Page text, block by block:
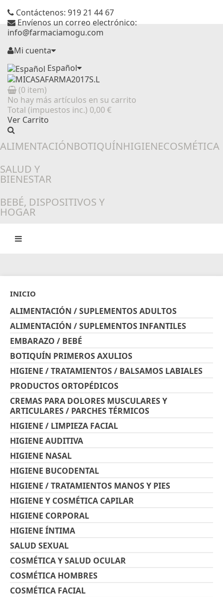
Contáctenos: 919 21 44 67
Envíenos un correo electrónico:
info@farmaciamogu.com
Mi cuenta
Español
(0 item)
No hay más artículos en su carrito
Total (impuestos inc.) 0,00 €
Ver Carrito
ALIMENTACIÓNBOTIQUÍNHIGIENECOSMÉTICA
SALUD Y
BIENESTAR
BEBÉ, DISPOSITIVOS Y
HOGAR
INICIO
ALIMENTACIÓN / SUPLEMENTOS ADULTOS
ALIMENTACIÓN / SUPLEMENTOS INFANTILES
EMBARAZO / BEBÉ
BOTIQUÍN PRIMEROS AXULIOS
HIGIENE / TRATAMIENTOS / BALSAMOS LABIALES
PRODUCTOS ORTOPÉDICOS
CREMAS PARA DOLORES MUSCULARES Y
ARTICULARES / PARCHES TÉRMICOS
HIGIENE / LIMPIEZA FACIAL
HIGIENE AUDITIVA
HIGIENE NASAL
HIGIENE BUCODENTAL
HIGIENE / TRATAMIENTOS MANOS Y PIES
HIGIENE Y COSMÉTICA CAPILAR
HIGIENE CORPORAL
HIGIENE ÍNTIMA
SALUD SEXUAL
COSMÉTICA Y SALUD OCULAR
COSMÉTICA HOMBRES
COSMÉTICA FACIAL